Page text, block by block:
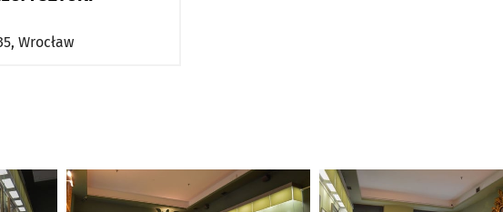
Wrocław
Kliknij, aby powiększyć Kliknij, aby powiększyć